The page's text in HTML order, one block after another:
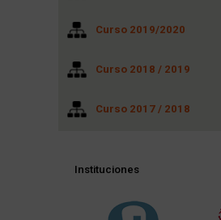
Curso 2019/2020
Curso 2018 / 2019
Curso 2017 / 2018
Instituciones